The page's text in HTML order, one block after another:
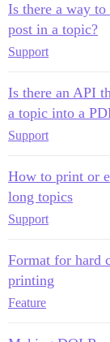
Is there a way
post in a topic?
Support
Is there an API
a topic into a
Support
How to print or
long topics
Support
Format for hard
printing
Feature